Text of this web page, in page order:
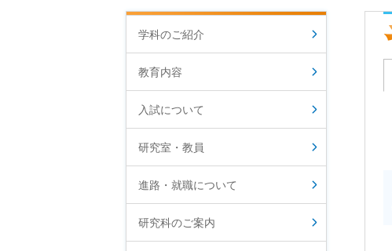
学科のご紹介
教育内容
入試について
研究室・教員
進路・就職について
研究科のご案内